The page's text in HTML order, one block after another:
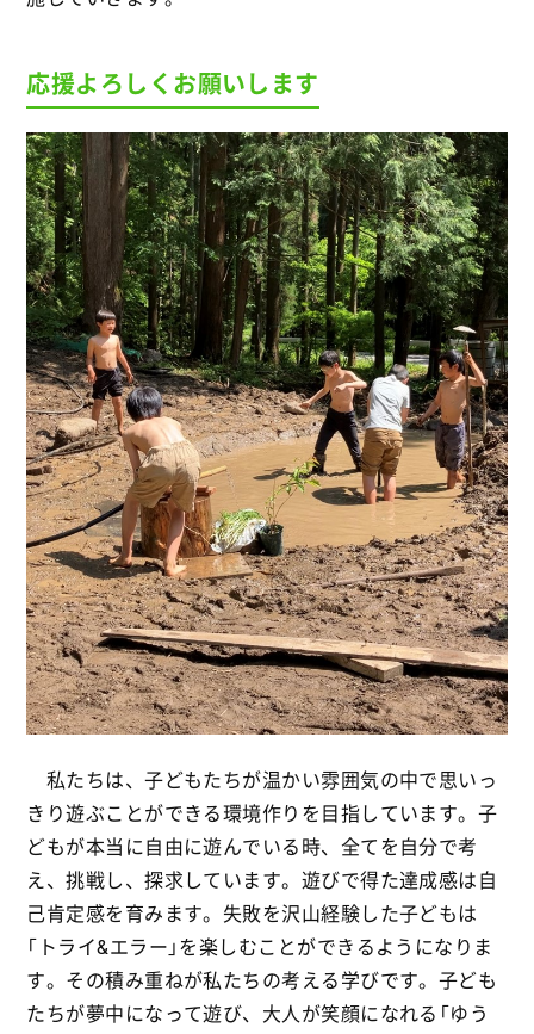
応援よろしくお願いします
私たちは、子どもたちが温かい雰囲気の中で思いっ
きり遊ぶことができる環境作りを目指しています。子
どもが本当に自由に遊んでいる時、全てを自分で考
え、挑戦し、探求しています。遊びで得た達成感は自
己肯定感を育みます。失敗を沢山経験した子どもは
「トライ&エラー」を楽しむことができるようになりま
す。その積み重ねが私たちの考える学びです。子ども
たちが夢中になって遊び、大人が笑顔になれる「ゆう